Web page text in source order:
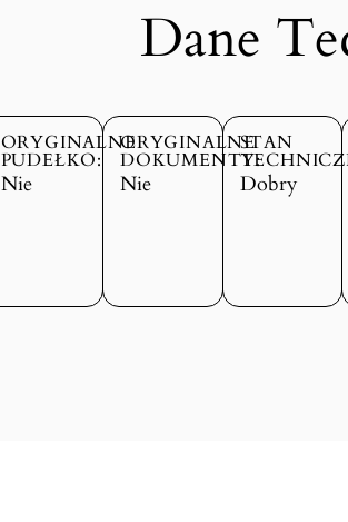
Dane
ORYGINALNE
PUDEŁKO:
Nie
ORYGINALNE
DOKUMENTY:
Nie
STAN
Dobry